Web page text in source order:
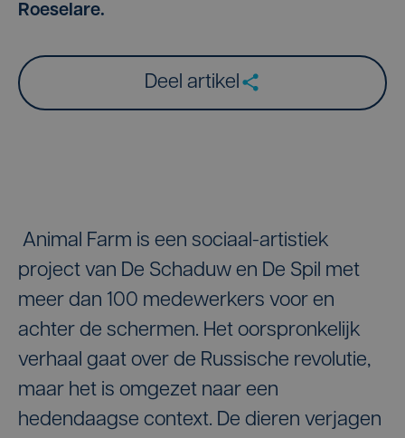
Roeselare.
Deel artikel
Animal Farm is een sociaal-artistiek
project van De Schaduw en De Spil met
meer dan 100 medewerkers voor en
achter de schermen. Het oorspronkelijk
verhaal gaat over de Russische revolutie,
maar het is omgezet naar een
hedendaagse context. De dieren verjagen